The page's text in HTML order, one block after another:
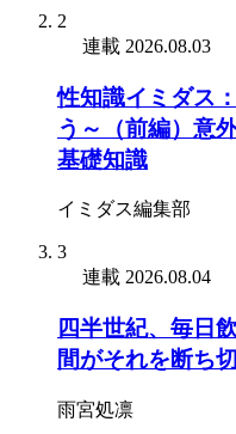
2
連載 2026.08.03
性知識イミダス
う～（前編）意
基礎知識
イミダス編集部
3
連載 2026.08.04
四半世紀、毎日
間がそれを断ち
雨宮処凛